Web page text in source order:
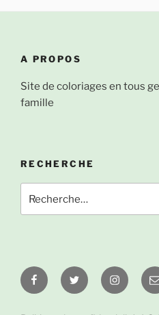
A PROPOS
Site de coloriages en tous
famille
RECHERCHE
pour
FacebookTwitter